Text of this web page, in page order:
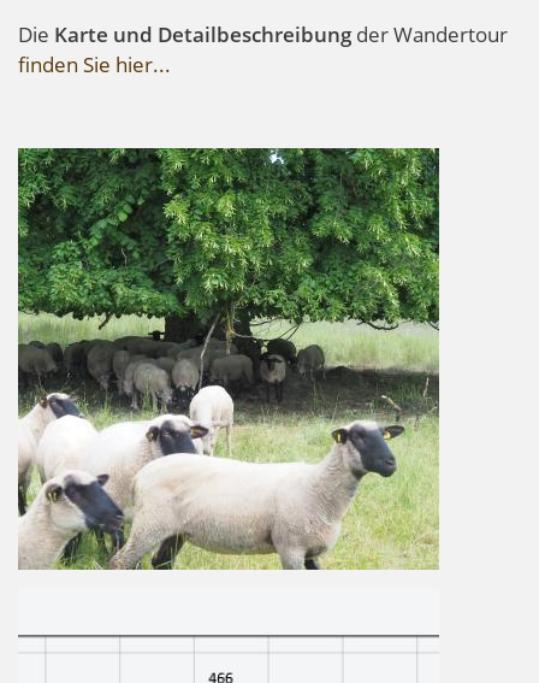
Die Karte und Detailbeschreibungder Wandertour
finden Sie hier...